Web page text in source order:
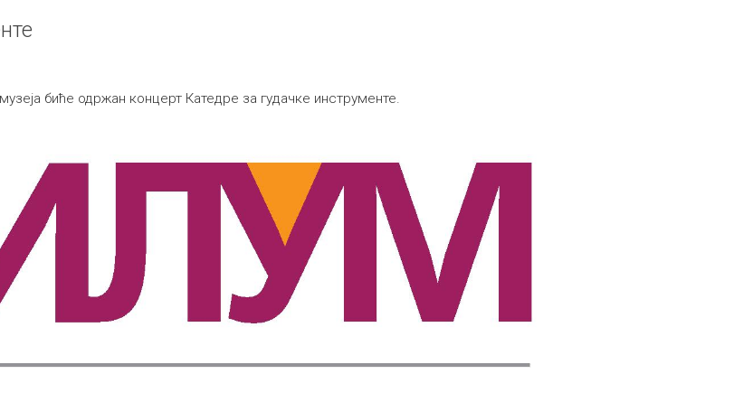
биће одржан концерт Катедре за гудачке инструменте.